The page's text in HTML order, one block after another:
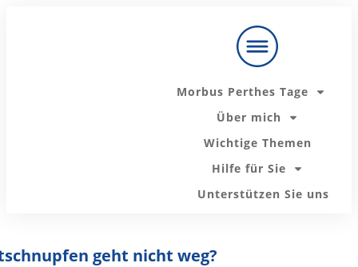
Morbus Perthes Tage
Über mich
Wichtige Themen
Hilfe für Sie
Unterstützen Sie uns
geht nicht weg?
Holen Sie sich
Ihren Ratgeber
Der nächste "Morbus Perthes Tag" startet bald
Hier informieren!